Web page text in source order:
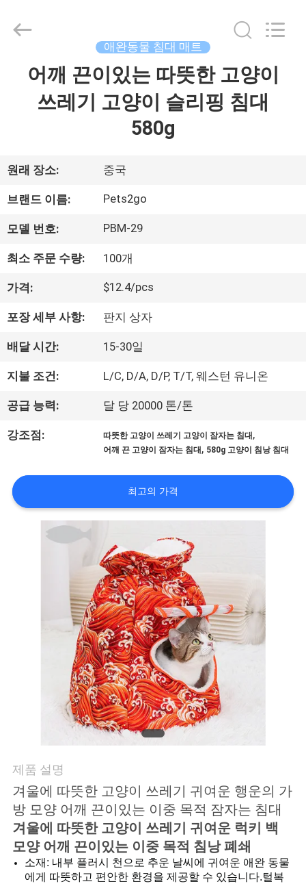
우
리
에
대
하
공
장
여
연
요
구
하
세
2020
애완동물 침대 매트
어깨 끈이있는 따뜻한 고양이
쓰레기 고양이 슬리핑 침대
580g
원래 장소: 중국
브랜드 이름: Pets2go
모델 번호: PBM-29
최소 주문 수량: 100개
가격: $12.4/pcs
포장 세부 사항: 판지 상자
배달 시간: 15-30일
지불 조건: L/C, D/A, D/P, T/T, 웨스턴 유니온
공급 능력: 달 당 20000 톤/톤
강조점: 따뜻한 고양이 쓰레기 고양이 잠자는 침대 ,
어깨 끈 고양이 잠자는 침대 , 580g 고양이 침낭 침대
최고의 가격
제품 설명
겨울에 따뜻한 고양이 쓰레기 귀여운 행운의 가
방 모양 어깨 끈이있는 이중 목적 잠자는 침대
겨울에 따뜻한 고양이 쓰레기 귀여운 럭키 백
모양 어깨 끈이있는 이중 목적 침낭 폐쇄
소재: 내부 플러시 천으로 추운 날씨에 귀여운 애완 동물
에게 따뜻하고 편안한 환경을 제공할 수 있습니다.털복